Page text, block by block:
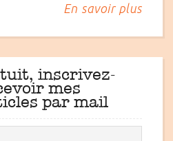
En savoir plus
inscrivez-
mes
par mail